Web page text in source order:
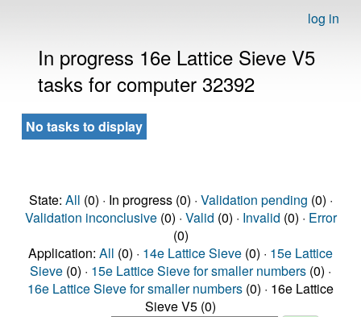
log in
In progress 16e Lattice Sieve V5
tasks for computer 32392
No tasks to display
State: All (0) · In progress (0) · Validation pending (0) ·
Validation inconclusive(0) · Valid (0) · Invalid (0) · Error
(0)
Application: All (0) · 14e Lattice Sieve (0) · 15e Lattice
Sieve (0) · 15e Lattice Sieve for smaller numbers (0) ·
16e Lattice Sieve for smaller numbers (0) · 16e Lattice
Sieve V5 (0)